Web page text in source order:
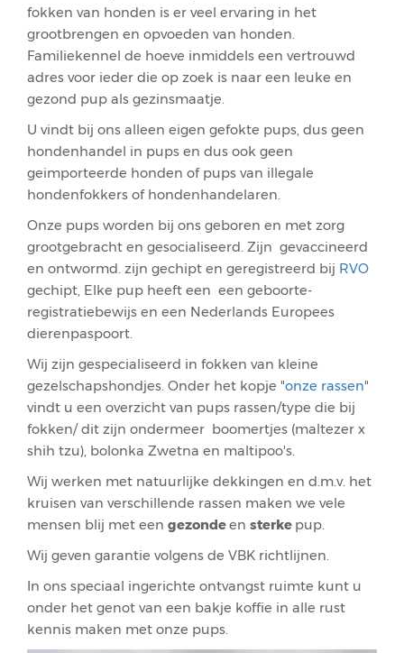
fokken van honden is er veel ervaring in het
grootbrengen en opvoeden van honden.
Familiekennel de hoeve inmiddels een vertrouwd
adres voor ieder die op zoek is naar een leuke en
gezond pup als gezinsmaatje.
U vindt bij ons alleen eigen gefokte pups, dus geen
hondenhandel in pups en dus ook geen
geimporteerde honden of pups van illegale
hondenfokkers of hondenhandelaren.
Onze pups worden bij ons geboren en met zorg
grootgebracht en gesocialiseerd. Zijn gevaccineerd
en ontwormd. zijn gechipt en geregistreerd bij RVO
gechipt, Elke pup heeft een een geboorte-
registratiebewijs en een Nederlands Europees
dierenpaspoort.
Wij zijn gespecialiseerd in fokken van kleine
gezelschapshondjes. Onder het kopje "onze rassen"
vindt u een overzicht van pups rassen/type die bij
fokken/ dit zijn ondermeer boomertjes (maltezer x
shih tzu), bolonka Zwetna en maltipoo's.
Wij werken met natuurlijke dekkingen en d.m.v. het
kruisen van verschillende rassen maken we vele
mensen blij met een gezondeen sterke pup.
Wij geven garantie volgens de VBK richtlijnen.
In ons speciaal ingerichte ontvangst ruimte kunt u
onder het genot van een bakje koffie in alle rust
kennis maken met onze pups.